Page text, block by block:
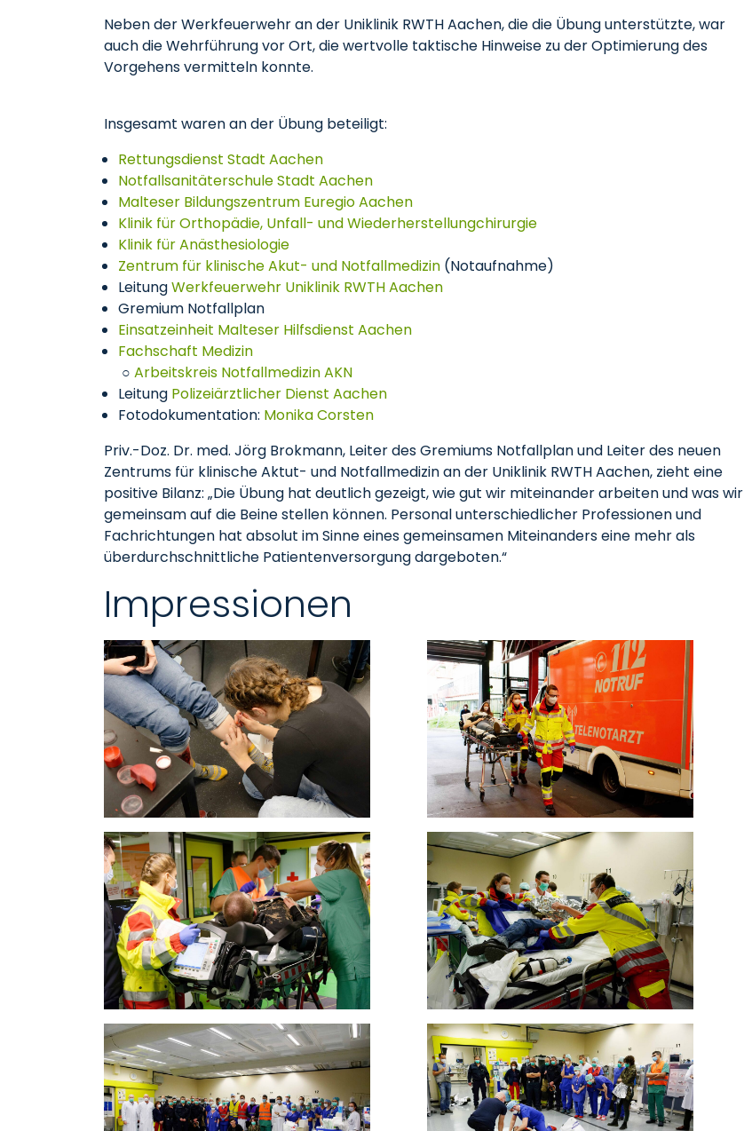
Neben der Werkfeuerwehr an der Uniklinik RWTH Aachen, die die Übung unterstützte, war
auch die Wehrführung vor Ort, die wertvolle taktische Hinweise zu der Optimierung des
Vorgehens vermitteln konnte.
Insgesamt waren an der Übung beteiligt:
Rettungsdienst Stadt Aachen
Notfallsanitäterschule Stadt Aachen
Malteser Bildungszentrum Euregio Aachen
Klinik für Orthopädie, Unfall- und Wiederherstellungchirurgie
Klinik für Anästhesiologie
Zentrum für klinische Akut- und Notfallmedizin (Notaufnahme)
LeitungWerkfeuerwehr Uniklinik RWTH Aachen
Gremium Notfallplan
Einsatzeinheit Malteser Hilfsdienst Aachen
Fachschaft Medizin
○ Arbeitskreis Notfallmedizin AKN
Leitung Polizeiärztlicher Dienst Aachen
Fotodokumentation: Monika Corsten
Priv.-Doz. Dr. med. Jörg Brokmann, Leiter des Gremiums Notfallplan und Leiter des neuen
Zentrums für klinische Aktut- und Notfallmedizin an der Uniklinik RWTH Aachen, zieht eine
positive Bilanz: „Die Übung hat deutlich gezeigt, wie gut wir miteinander arbeiten und was wir
gemeinsam auf die Beine stellen können. Personal unterschiedlicher Professionen und
Fachrichtungen hat absolut im Sinne eines gemeinsamen Miteinanders eine mehr als
überdurchschnittliche Patientenversorgung dargeboten.“
Impressionen